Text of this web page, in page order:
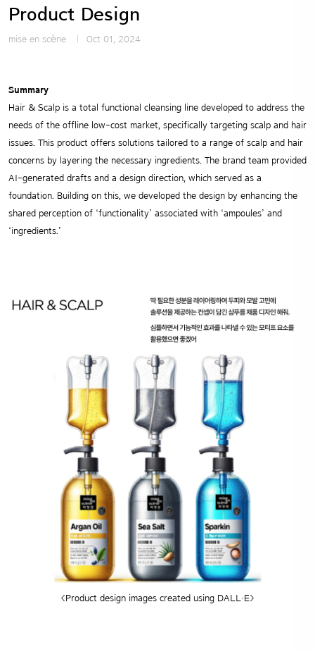
Product Design
mise en scène Oct 01, 2024
Summary
Hair & Scalp is a total functional cleansing line developed to address the
needs of the offline low-cost market, specifically targeting scalp and hair
issues. This product offers solutions tailored to a range of scalp and hair
concerns by layering the necessary ingredients. The brand team provided
AI-generated drafts and a design direction, which served as a
foundation. Building on this, we developed the design by enhancing the
shared perception of ‘functionality’ associated with ‘ampoules’ and
‘ingredients.’
<Product design images created using DALL·E>